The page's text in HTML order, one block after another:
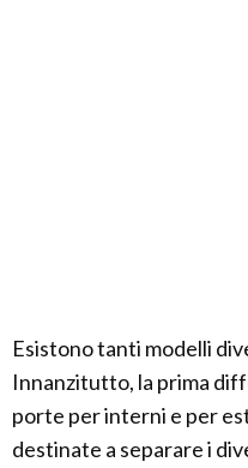
Esistono tanti modelli
Innanzitutto, la prima
porte per interni e per
destinate a separare i